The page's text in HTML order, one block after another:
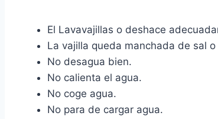
El Lavavajillas o deshace
La vajilla queda manchada de sal
No desagua bien.
No calienta el agua.
No coge agua.
No para de cargar agua.